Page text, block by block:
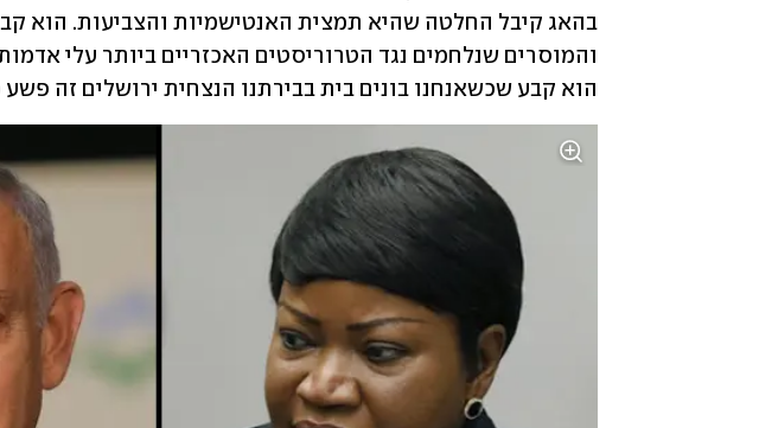
הוא קבע שכשאנחנו בונים בית בבירתנו הנצחית ירושלים זה